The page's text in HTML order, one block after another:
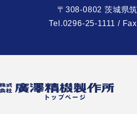
〒308-0802 茨城県
Tel.0296-25-1111 /